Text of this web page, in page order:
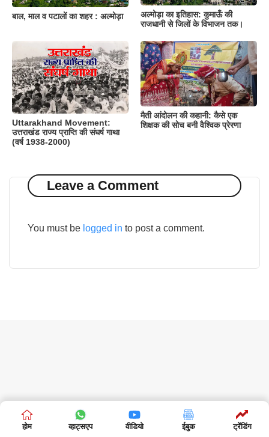
बाल, माल व पटालों का शहर : अल्मोड़ा
अल्मोड़ा का इतिहास: कुमाऊँ की
राजधानी से जिलों के विभाजन तक।
Uttarakhand Movement:
उत्तराखंड राज्य प्राप्ति की संघर्ष गाथा
(वर्ष 1938-2000)
मैती आंदोलन की कहानी: कैसे एक
शिक्षक की सोच बनी वैश्विक प्रेरणा
Leave a Comment
You must be logged in to post a comment.
होम व्हाट्सएप वीडियो ईबुक ट्रेंडिंग